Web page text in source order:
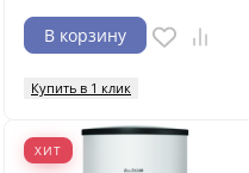
В корзину
Купить в 1 клик
ХИТ